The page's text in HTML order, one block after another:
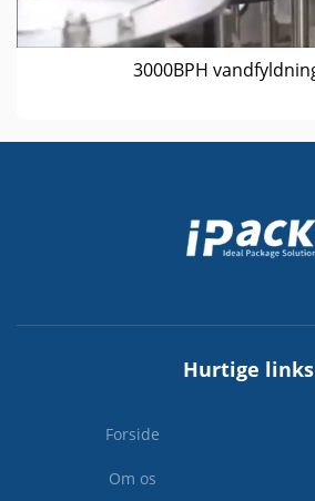
3000BPH
Hurtige links
Forside
Om os